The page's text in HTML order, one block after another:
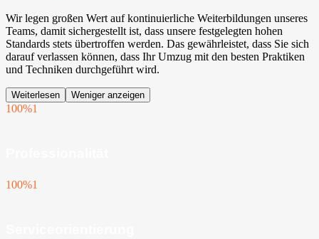
Wir legen großen Wert auf kontinuierliche Weiterbildungen unseres
Teams, damit sichergestellt ist, dass unsere festgelegten hohen
Standards stets übertroffen werden. Das gewährleistet, dass Sie sich
darauf verlassen können, dass Ihr Umzug mit den besten Praktiken
und Techniken durchgeführt wird.
Weiterlesen Weniger anzeigen
100%1
100%1